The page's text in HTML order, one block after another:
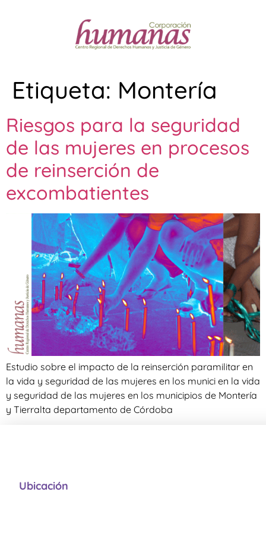
Etiqueta: Montería
Riesgos para la seguridad
de las mujeres en procesos
de reinserción de
excombatientes
Estudio sobre el impacto de la reinserción paramilitar en
la vida y seguridad de las mujeres en los munici en la vida
y seguridad de las mujeres en los municipios de Montería
y Tierralta departamento de Córdoba
Ubicación